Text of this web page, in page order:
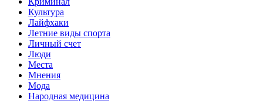
Культура
Лайфхаки
Летние виды спорта
Личный счет
Люди
Места
Мнения
Мода
Народная медицина